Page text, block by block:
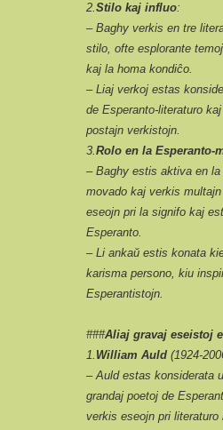
2.Stilo kaj influo:
– Baghy verkis en tre
stilo, ofte esplorante
kaj la homa kondiĉo.
– Liaj verkoj estas
de Esperanto-literaturo
postajn verkistojn.
3.Rolo en la Esperanto-
– Baghy estis aktiva en la
movado kaj verkis
eseojn pri la signifo kaj
Esperanto.
– Li ankaŭ estis konata
karisma persono, kiu
Esperantistojn.
###Aliaj gravaj eseistoj
1. William Auld (1924-
– Auld estas konsiderata
grandaj poetoj de
verkis eseojn pri literaturo